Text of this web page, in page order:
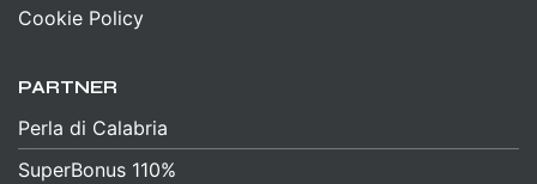
Cookie Policy
PARTNER
Perla di Calabria
SuperBonus 110%